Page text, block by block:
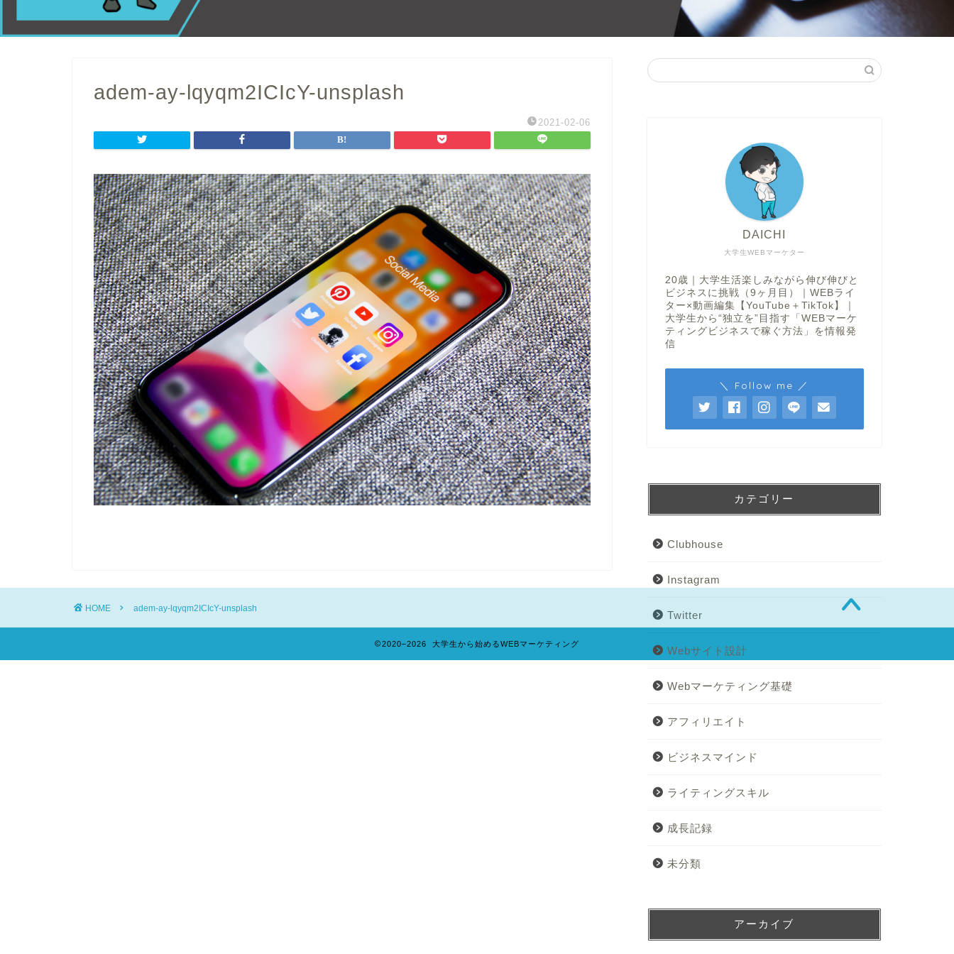
adem-ay-lqyqm2ICIcY-unsplash
2021-02-06
大学生WEBマーケター
DAICHI
20歳｜大学生活楽しみながら伸び伸びと
ビジネスに挑戦（9ヶ月目）｜WEBライ
ター×動画編集【YouTube＋TikTok】｜
大学生から“独立を”目指す「WEBマーケ
ティングビジネスで稼ぐ方法」を情報発
信
＼ Follow me ／
カテゴリー
Clubhouse
Instagram
Twitter
Webサイト設計
Webマーケティング基礎
アフィリエイト
ビジネスマインド
ライティングスキル
成長記録
未分類
アーカイブ
HOME adem-ay-lqyqm2ICIcY-unsplash
2020–2026 大学生から始めるWEBマーケティング